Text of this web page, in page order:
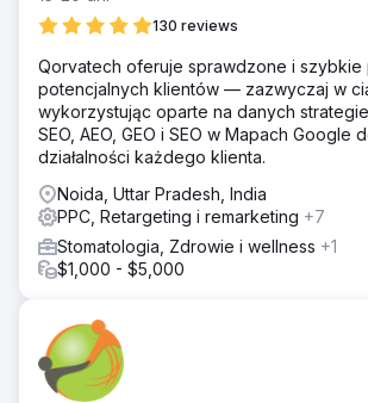
130 reviews
Qorvatech oferuje sprawdzone i szybkie
potencjalnych klientów — zazwyczaj w
wykorzystując oparte na danych
SEO, AEO, GEO i SEO w Mapach Google
działalności każdego klienta.
Noida, Uttar Pradesh, India
PPC, Retargeting i remarketing +7
Stomatologia, Zdrowie i wellness +1
$1,000 - $5,000